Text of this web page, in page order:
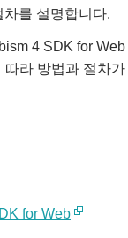
를 설명합니다.
4 SDK for
라 방법과 절차
for Web